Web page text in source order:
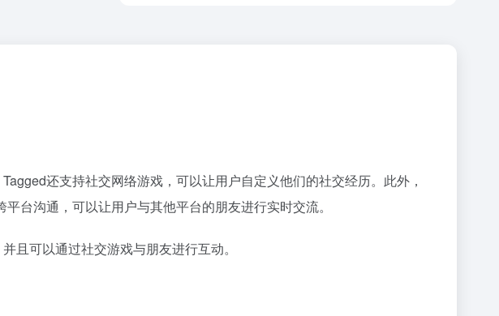
还支持社交网络游戏，可以让用户自定义他们的社交经历。此外，
台沟通，可以让用户与其他平台的朋友进行实时交流。
且可以通过社交游戏与朋友进行互动。